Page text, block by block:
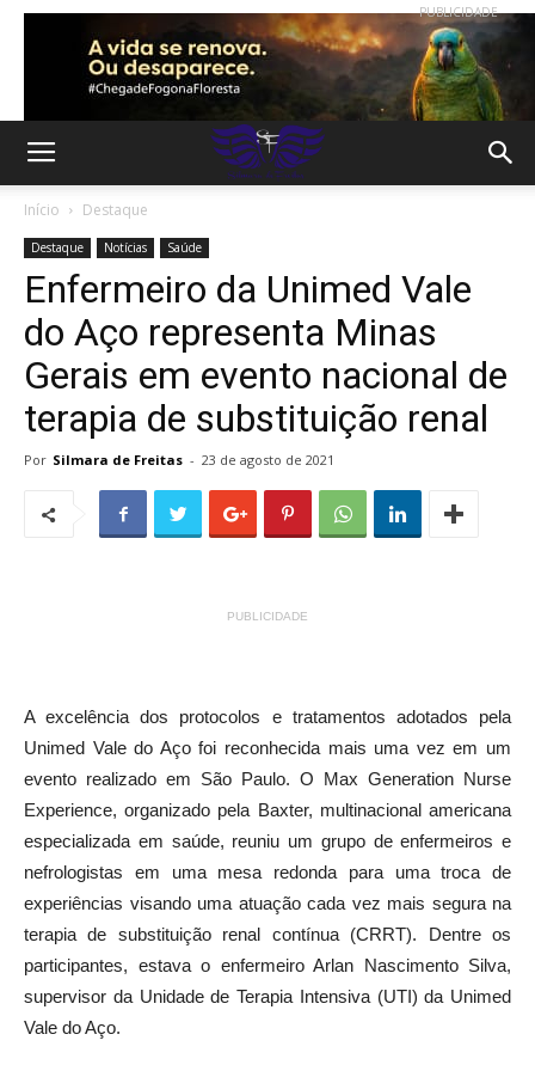
PUBLICIDADE
Início Destaque
Destaque Notícias Saúde
Enfermeiro da Unimed Vale
do Aço representa Minas
Gerais em evento nacional de
terapia de substituição renal
Por Silmara de Freitas - 23 de agosto de 2021
PUBLICIDADE
A excelência dos protocolos e tratamentos adotados pela
Unimed Vale do Aço foi reconhecida mais uma vez em um
evento realizado em São Paulo. O Max Generation Nurse
Experience, organizado pela Baxter, multinacional americana
especializada em saúde, reuniu um grupo de enfermeiros e
nefrologistas em uma mesa redonda para uma troca de
experiências visando uma atuação cada vez mais segura na
terapia de substituição renal contínua (CRRT). Dentre os
participantes, estava o enfermeiro Arlan Nascimento Silva,
supervisor da Unidade de Terapia Intensiva (UTI) da Unimed
Vale do Aço.